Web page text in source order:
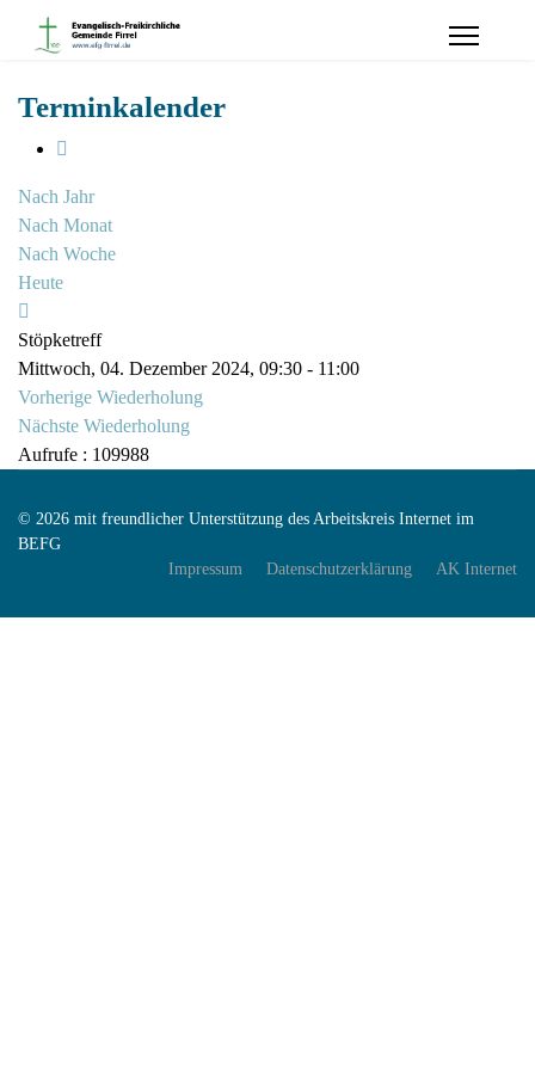
Terminkalender
Nach Jahr
Nach Monat
Nach Woche
Heute
Stöpketreff
Mittwoch, 04. Dezember 2024, 09:30 - 11:00
Vorherige Wiederholung
Nächste Wiederholung
Aufrufe : 109988
© 2026 mit freundlicher Unterstützung des Arbeitskreis Internet im
BEFG
Impressum
Datenschutzerklärung AK Internet